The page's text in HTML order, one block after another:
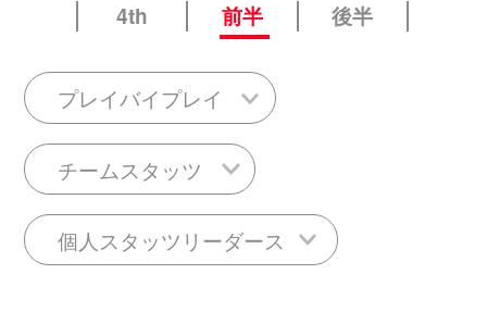
4th
前半 後半
プレイバイプレイ
チームスタッツ
個人スタッツリーダース